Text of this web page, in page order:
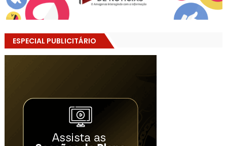
ESPECIAL PUBLICITÁRIO